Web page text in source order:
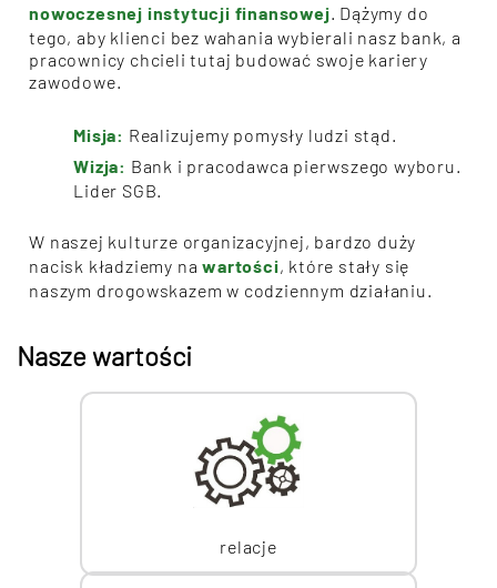
nowoczesnej instytucji finansowej . Dążymy do
tego, aby klienci bez wahania wybierali nasz bank, a
pracownicy chcieli tutaj budować swoje kariery
zawodowe.
Misja: Realizujemy pomysły ludzi stąd.
Wizja: Bank i pracodawca pierwszego wyboru.
Lider SGB.
W naszej kulturze organizacyjnej, bardzo duży
nacisk kładziemy nawartości, które stały się
naszym drogowskazem w codziennym działaniu.
Nasze wartości
relacje